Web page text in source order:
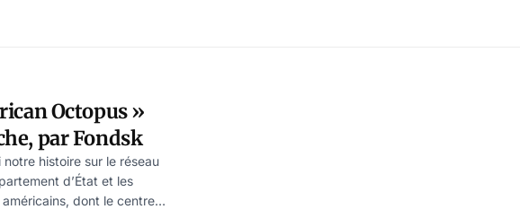
Octopus »
par Fondsk
notre histoire sur le réseau
d’État et les
dont le centre